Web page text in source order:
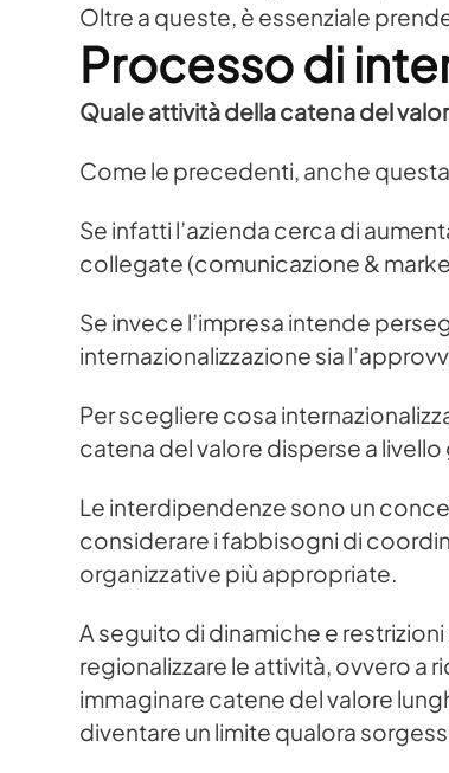
Oltre a queste, è essenziale
Processo di
Quale attività della catena del
Come le precedenti, anche
Se infatti l’azienda cerca di
collegate (comunicazione &
Se invece l’impresa intende
internazionalizzazione sia
Per scegliere cosa
catena del valore disperse a
Le interdipendenze sono un
considerare i fabbisogni di
organizzative più appropriate.
A seguito di dinamiche e
regionalizzare le attività, ovvero a
immaginare catene del valore
diventare un limite qualora